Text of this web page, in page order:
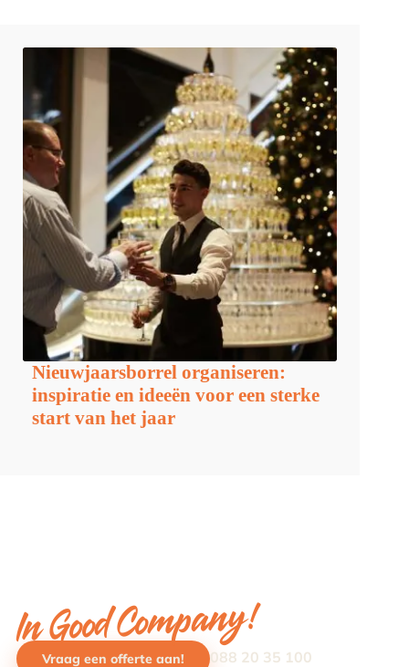
Nieuwjaarsborrel organiseren:
inspiratie en ideeën voor een sterke
start van het jaar
In Good Company!
Vraag een offerte aan! 088 20 35 100